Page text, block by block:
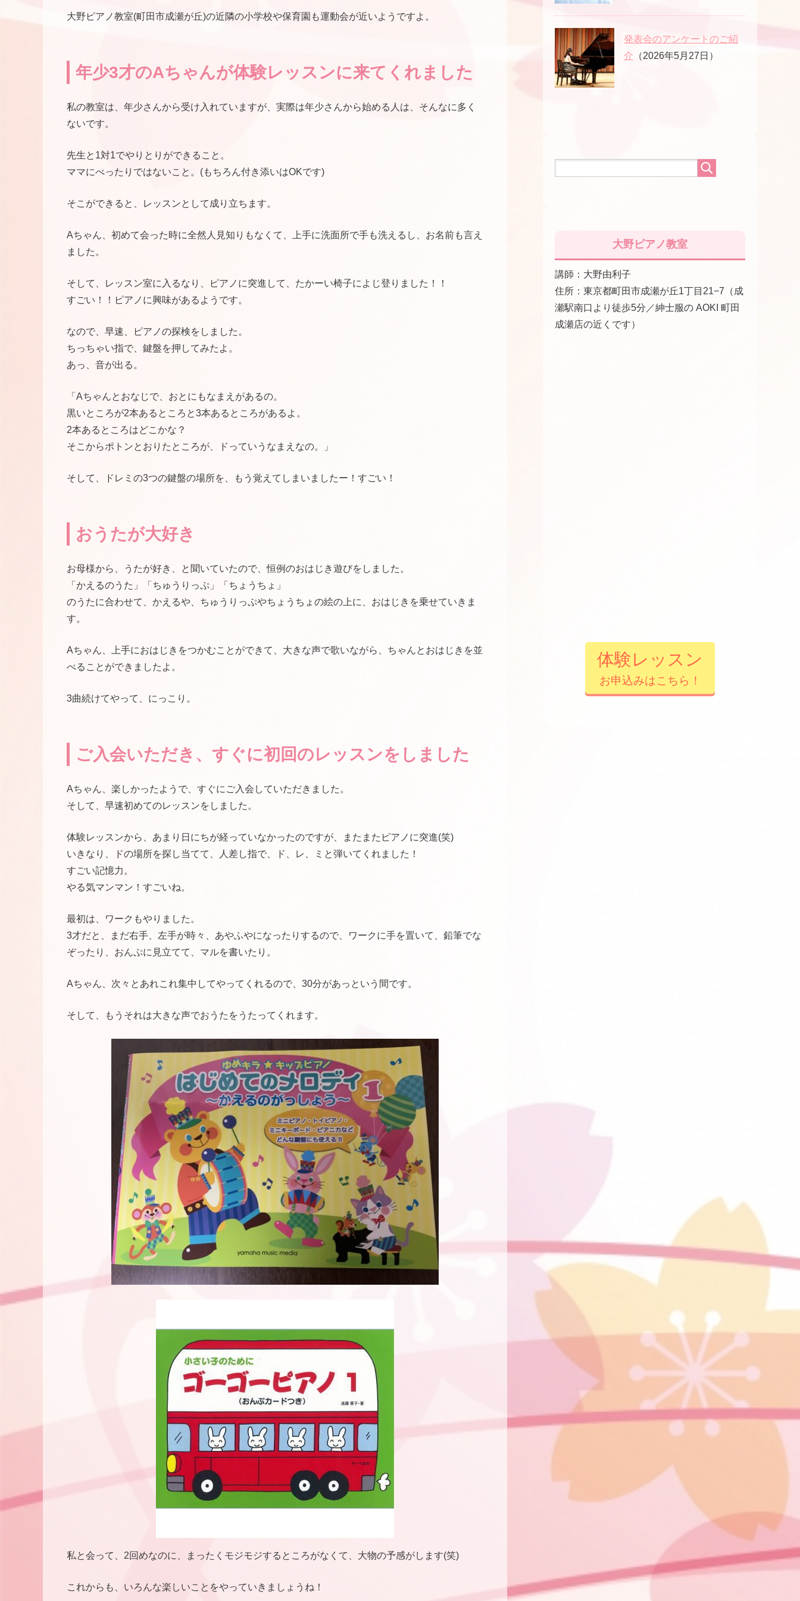
大野ピアノ教室(町田市成瀬が丘)の近隣の小学校や保育園も運動会が近いようですよ。
年少3才のAちゃんが体験レッスンに来てくれました
私の教室は、年少さんから受け入れていますが、実際は年少さんから始める人は、そんなに多く
ないです。
先生と1対1でやりとりができること。
ママにべったりではないこと。(もちろん付き添いはOKです)
そこができると、レッスンとして成り立ちます。
Aちゃん、初めて会った時に全然人見知りもなくて、上手に洗面所で手も洗えるし、お名前も言え
ました。
そして、レッスン室に入るなり、ピアノに突進して、たかーい椅子によじ登りました！！
すごい！！ピアノに興味があるようです。
なので、早速、ピアノの探検をしました。
ちっちゃい指で、鍵盤を押してみたよ。
あっ、音が出る。
「Aちゃんとおなじで、おとにもなまえがあるの。
黒いところが2本あるところと3本あるところがあるよ。
2本あるところはどこかな？
そこからポトンとおりたところが、ドっていうなまえなの。」
そして、ドレミの3つの鍵盤の場所を、もう覚えてしまいましたー！すごい！
おうたが大好き
お母様から、うたが好き、と聞いていたので、恒例のおはじき遊びをしました。
「かえるのうた」「ちゅうりっぷ」「ちょうちょ」
のうたに合わせて、かえるや、ちゅうりっぷやちょうちょの絵の上に、おはじきを乗せていきま
す。
Aちゃん、上手におはじきをつかむことができて、大きな声で歌いながら、ちゃんとおはじきを並
べることができましたよ。
3曲続けてやって、にっこり。
ご入会いただき、すぐに初回のレッスンをしました
Aちゃん、楽しかったようで、すぐにご入会していただきました。
そして、早速初めてのレッスンをしました。
体験レッスンから、あまり日にちが経っていなかったのですが、またまたピアノに突進(笑)
いきなり、ドの場所を探し当てて、人差し指で、ド、レ、ミと弾いてくれました！
すごい記憶力。
やる気マンマン！すごいね。
最初は、ワークもやりました。
3才だと、まだ右手、左手が時々、あやふやになったりするので、ワークに手を置いて、鉛筆でな
ぞったり、おんぷに見立てて、マルを書いたり。
Aちゃん、次々とあれこれ集中してやってくれるので、30分があっという間です。
そして、もうそれは大きな声でおうたをうたってくれます。
私と会って、2回めなのに、まったくモジモジするところがなくて、大物の予感がします(笑)
これからも、いろんな楽しいことをやっていきましょうね！
発表会のアンケートのご紹
介 （2026年5月27日）
大野ピアノ教室
講師：大野由利子
住所：東京都町田市成瀬が丘1丁目21−7（成
瀬駅南口より徒歩5分／紳士服の AOKI 町田
成瀬店の近くです）
体験レッスン
お申込みはこちら！